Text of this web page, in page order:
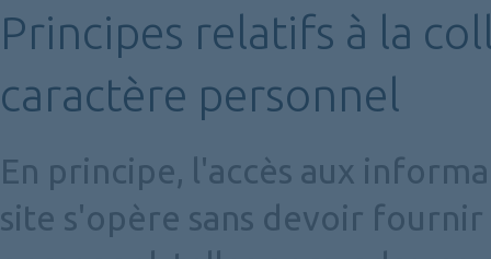
Principes relatifs à la
caractère personnel
En principe, l'accès aux
site s'opère sans devoir